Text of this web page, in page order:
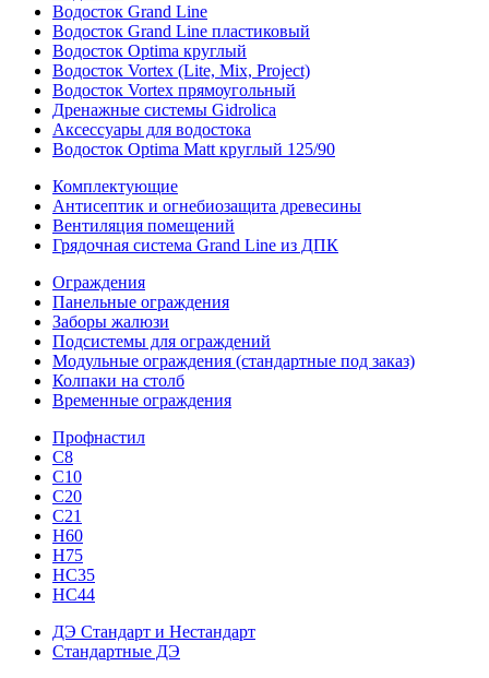
Водосток Grand Line
Водосток Grand Line пластиковый
Водосток Optima круглый
Водосток Vortex (Lite, Mix, Project)
Водосток Vortex прямоугольный
Дренажные системы Gidrolica
Аксессуары для водостока
Водосток Optima Matt круглый 125/90
Комплектующие
Антисептик и огнебиозащита древесины
Вентиляция помещений
Грядочная система Grand Line из ДПК
Ограждения
Панельные ограждения
Заборы жалюзи
Подсистемы для ограждений
Модульные ограждения (стандартные под заказ)
Колпаки на столб
Временные ограждения
Профнастил
С8
С10
С20
С21
H60
H75
HС35
НС44
ДЭ Стандарт и Нестандарт
Стандартные ДЭ